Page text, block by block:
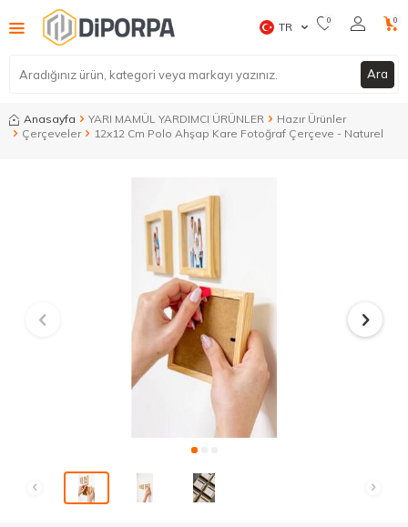
Ara
TR 0 0
Anasayfa YARI MAMÜL YARDIMCI ÜRÜNLER
Hazır Ürünler
Çerçeveler
12x12 Cm Polo Ahşap Kare Fotoğraf Çerçeve - Naturel